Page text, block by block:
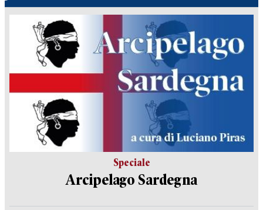
Speciale
Arcipelago Sardegna